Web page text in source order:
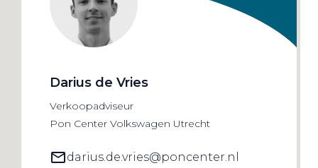
Darius de Vries
Verkoopadviseur
Pon Center Volkswagen Utrecht
darius.de.vries@poncenter.nl